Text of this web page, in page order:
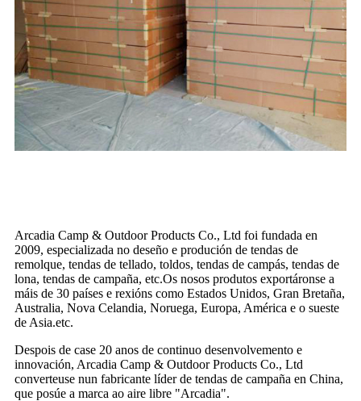
Arcadia Camp & Outdoor Products Co., Ltd foi fundada en
2009, especializada no deseño e produción de tendas de
remolque, tendas de tellado, toldos, tendas de campás, tendas de
lona, ​​tendas de campaña, etc.Os nosos produtos exportáronse a
máis de 30 países e rexións como Estados Unidos, Gran Bretaña,
Australia, Nova Celandia, Noruega, Europa, América e o sueste
de Asia.etc.
Despois de case 20 anos de continuo desenvolvemento e
innovación, Arcadia Camp & Outdoor Products Co., Ltd
converteuse nun fabricante líder de tendas de campaña en China,
que posúe a marca ao aire libre "Arcadia".